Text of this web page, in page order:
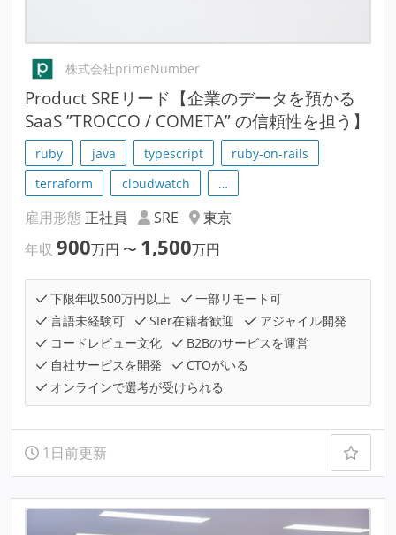
株式会社primeNumber
Product SREリード【企業のデータを預かる
SaaS ”TROCCO / COMETA” の信頼性を担う】
ruby java typescript
ruby-on-rails
terraform
cloudwatch …
雇用形態 正社員 SRE
東京
年収 900万円 〜 1,500万円
下限年収500万円以上
一部リモート可
言語未経験可
SIer在籍者歓迎
アジャイル開発
コードレビュー文化
B2Bのサービスを運営
自社サービスを開発
CTOがいる
オンラインで選考が受けられる
1日前更新